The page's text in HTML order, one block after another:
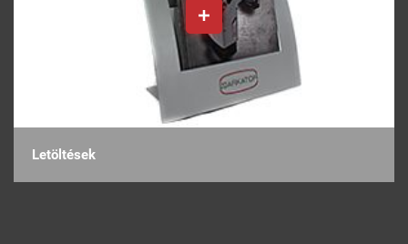
Letöltések